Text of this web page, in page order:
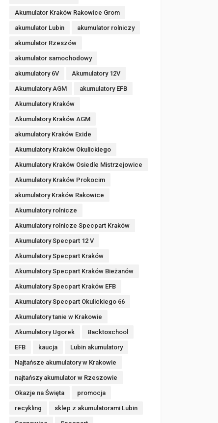
Akumulator Kraków Rakowice Grom
akumulator Lubin akumulator rolniczy
akumulator Rzeszów
akumulator samochodowy
akumulatory 6V Akumulatory 12V
Akumulatory AGM akumulatory EFB
Akumulatory Kraków
Akumulatory Kraków AGM
akumulatory Kraków Exide
Akumulatory Kraków Okulickiego
Akumulatory Kraków Osiedle Mistrzejowice
Akumulatory Kraków Prokocim
akumulatory Kraków Rakowice
Akumulatory rolnicze
Akumulatory rolnicze Specpart Kraków
Akumulatory Specpart 12 V
Akumulatory Specpart Kraków
Akumulatory Specpart Kraków Bieżanów
Akumulatory Specpart Kraków EFB
Akumulatory Specpart Okulickiego 66
Akumulatory tanie w Krakowie
Akumulatory Ugorek Backtoschool
EFB kaucja Lubin akumulatory
Najtańsze akumulatory w Krakowie
najtańszy akumulator w Rzeszowie
Okazje na Święta promocja
recykling sklep z akumulatorami Lubin